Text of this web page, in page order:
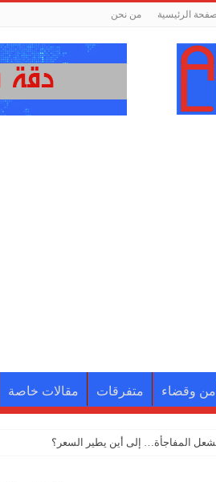
الرئيسية من نحن
أمن وقضاء متفرقات مقالات خاصة
المفاجأة… إلى أين يطير السعر؟